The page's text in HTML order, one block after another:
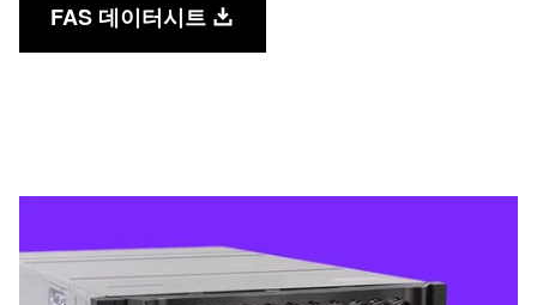
FAS 데이터시트